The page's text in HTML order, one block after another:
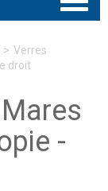
> Verres
droit
-